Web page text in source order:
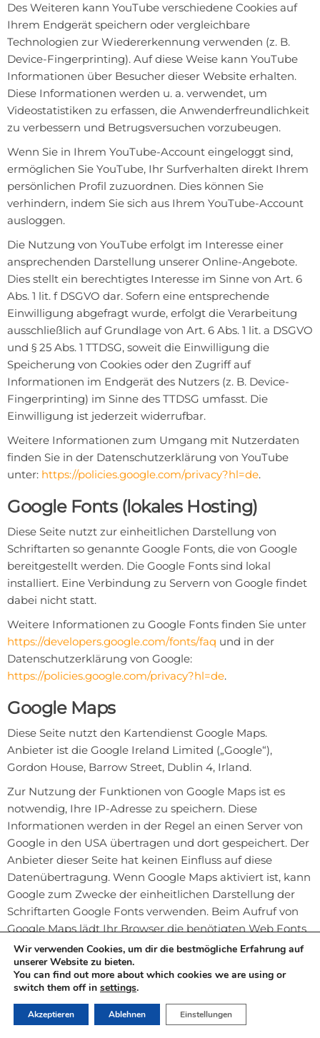
Des Weiteren kann YouTube verschiedene Cookies auf
Ihrem Endgerät speichern oder vergleichbare
Technologien zur Wiedererkennung verwenden (z. B.
Device-Fingerprinting). Auf diese Weise kann YouTube
Informationen über Besucher dieser Website erhalten.
Diese Informationen werden u. a. verwendet, um
Videostatistiken zu erfassen, die Anwenderfreundlichkeit
zu verbessern und Betrugsversuchen vorzubeugen.
Wenn Sie in Ihrem YouTube-Account eingeloggt sind,
ermöglichen Sie YouTube, Ihr Surfverhalten direkt Ihrem
persönlichen Profil zuzuordnen. Dies können Sie
verhindern, indem Sie sich aus Ihrem YouTube-Account
ausloggen.
Die Nutzung von YouTube erfolgt im Interesse einer
ansprechenden Darstellung unserer Online-Angebote.
Dies stellt ein berechtigtes Interesse im Sinne von Art. 6
Abs. 1 lit. f DSGVO dar. Sofern eine entsprechende
Einwilligung abgefragt wurde, erfolgt die Verarbeitung
ausschließlich auf Grundlage von Art. 6 Abs. 1 lit. a DSGVO
und § 25 Abs. 1 TTDSG, soweit die Einwilligung die
Speicherung von Cookies oder den Zugriff auf
Informationen im Endgerät des Nutzers (z. B. Device-
Fingerprinting) im Sinne des TTDSG umfasst. Die
Einwilligung ist jederzeit widerrufbar.
Weitere Informationen zum Umgang mit Nutzerdaten
finden Sie in der Datenschutzerklärung von YouTube
unter: https://policies.google.com/privacy?hl=de.
Google Fonts (lokales Hosting)
Diese Seite nutzt zur einheitlichen Darstellung von
Schriftarten so genannte Google Fonts, die von Google
bereitgestellt werden. Die Google Fonts sind lokal
installiert. Eine Verbindung zu Servern von Google findet
dabei nicht statt.
Weitere Informationen zu Google Fonts finden Sie unter
https://developers.google.com/fonts/faq und in der
Datenschutzerklärung von Google:
https://policies.google.com/privacy?hl=de.
Google Maps
Diese Seite nutzt den Kartendienst Google Maps.
Anbieter ist die Google Ireland Limited („Google“),
Gordon House, Barrow Street, Dublin 4, Irland.
Zur Nutzung der Funktionen von Google Maps ist es
notwendig, Ihre IP-Adresse zu speichern. Diese
Informationen werden in der Regel an einen Server von
Google in den USA übertragen und dort gespeichert. Der
Anbieter dieser Seite hat keinen Einfluss auf diese
Datenübertragung. Wenn Google Maps aktiviert ist, kann
Google zum Zwecke der einheitlichen Darstellung der
Schriftarten Google Fonts verwenden. Beim Aufruf von
Google Maps lädt Ihr Browser die benötigten Web Fonts
in ihren Browsercache, um Texte und Schriftarten korrekt
anzuzeigen.
Die Nutzung von Google Maps erfolgt im Interesse einer
ansprechenden Darstellung unserer Online-Angebote
und an einer leichten Auffindbarkeit der von uns auf der
Wir verwenden Cookies, um dir die bestmögliche Erfahrung auf
unserer Website zu bieten.
You can find out more about which cookies we are using or
switch them off in settings.
Akzeptieren Ablehnen Einstellungen